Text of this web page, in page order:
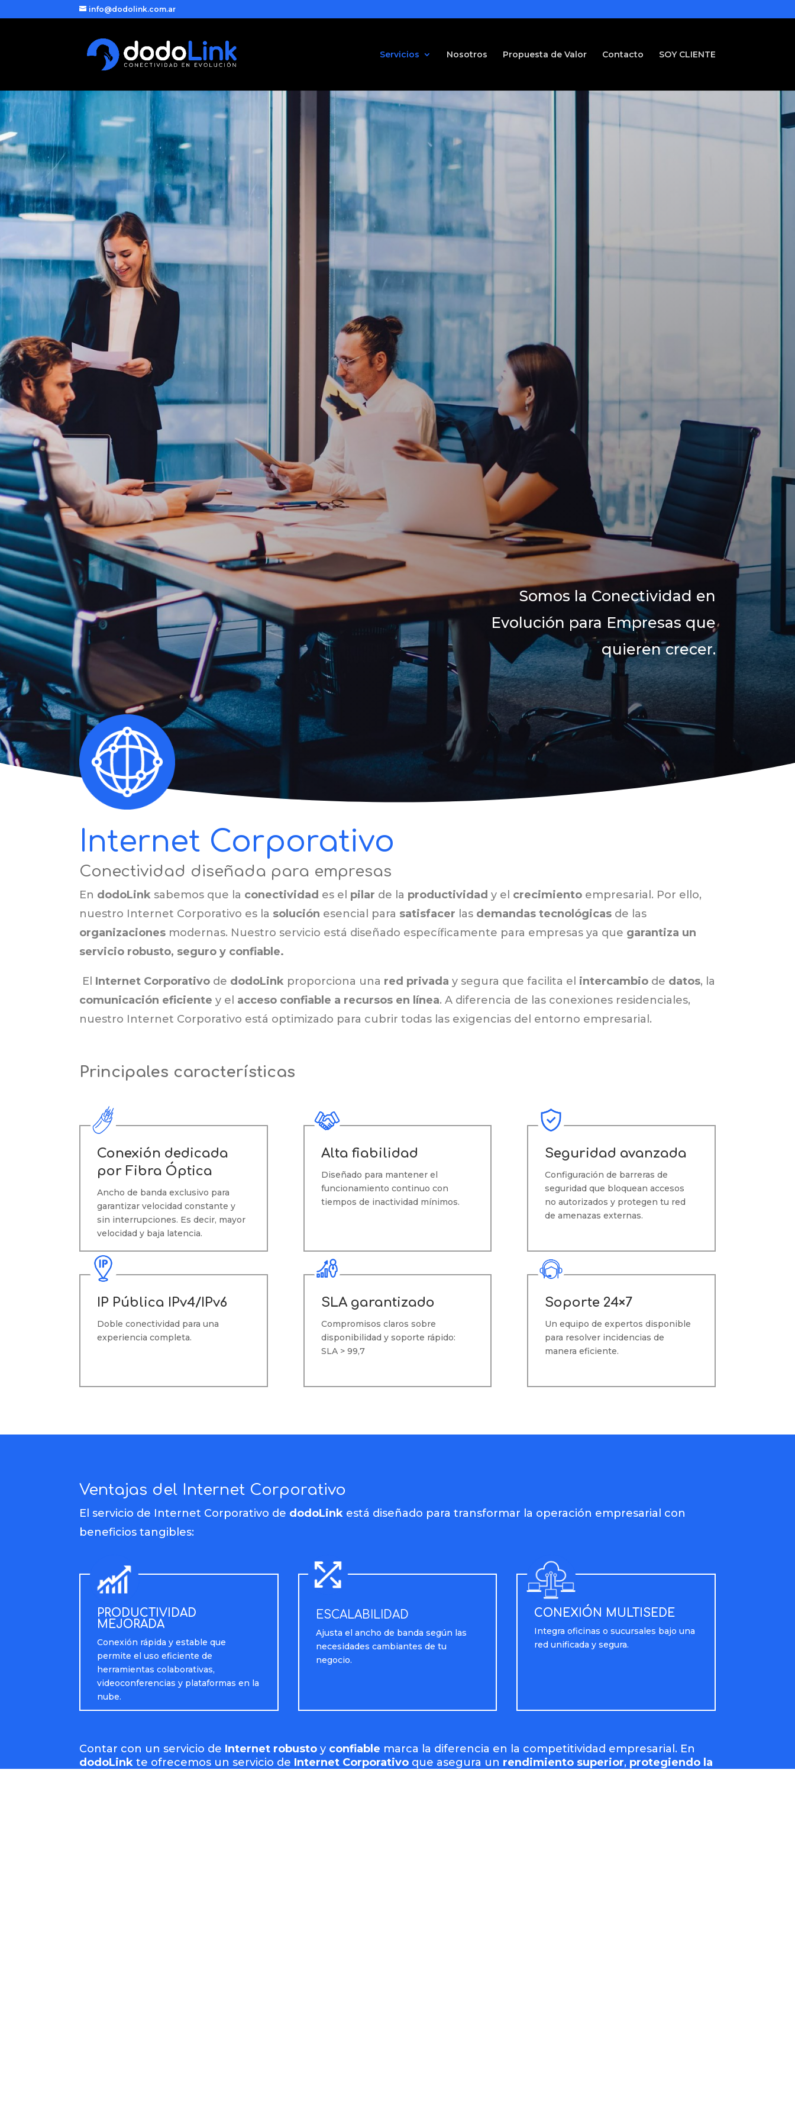
info@dodolink.com.ar
Servicios Nosotros Propuesta de Valor Contacto SOY CLIENTE
Somos la Conectividad en
Evolución para Empresas que
quieren crecer.
Internet Corporativo
Conectividad diseñada para empresas
En dodoLink sabemos que la conectividad es el pilar de la productividad y el crecimiento empresarial. Por ello,
nuestro Internet Corporativo es la solución esencial para satisfacer las demandas tecnológicas de las
organizaciones modernas. Nuestro servicio está diseñado específicamente para empresas ya que garantiza un
servicio robusto, seguro y confiable.
El Internet Corporativo de dodoLink proporciona una red privaday segura que facilita el intercambio de datos, la
comunicación eficientey el acceso confiable a recursos en línea. A diferencia de las conexiones residenciales,
nuestro Internet Corporativo está optimizado para cubrir todas las exigencias del entorno empresarial.
Principales características
Conexión dedicada
por Fibra Óptica
Ancho de banda exclusivo para
garantizar velocidad constante y
sin interrupciones. Es decir, mayor
velocidad y baja latencia.
Alta fiabilidad
Diseñado para mantener el
funcionamiento continuo con
tiempos de inactividad mínimos.
Seguridad avanzada
Configuración de barreras de
seguridad que bloquean accesos
no autorizados y protegen tu red
de amenazas externas.
IP Pública IPv4/IPv6
Doble conectividad para una
experiencia completa.
SLA garantizado
Compromisos claros sobre
disponibilidad y soporte rápido:
SLA > 99,7
Soporte 24×7
Un equipo de expertos disponible
para resolver incidencias de
manera eficiente.
Ventajas del Internet Corporativo
El servicio de Internet Corporativo de dodoLink está diseñado para transformar la operación empresarial con
beneficios tangibles:
PRODUCTIVIDAD
MEJORADA
Conexión rápida y estable que
permite el uso eficiente de
herramientas colaborativas,
videoconferencias y plataformas en la
nube.
ESCALABILIDAD
Ajusta el ancho de banda según las
necesidades cambiantes de tu
negocio.
CONEXIÓN MULTISEDE
Integra oficinas o sucursales bajo una
red unificada y segura.
Contar con un servicio de Internet robusto y confiable marca la diferencia en la competitividad empresarial. En
dodoLinkte ofrecemos un servicio de Internet Corporativo que asegura un rendimiento superior, protegiendo la